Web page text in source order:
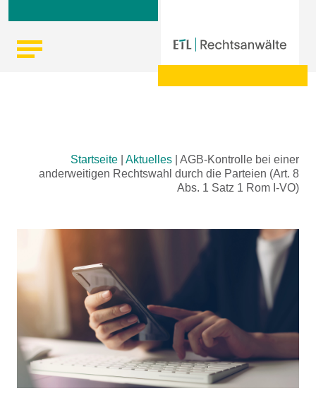
Startseite Aktuelles
AGB-Kontrolle bei einer
anderweitigen Rechtswahl durch die Parteien (Art. 8
Abs. 1 Satz 1 Rom I-VO)